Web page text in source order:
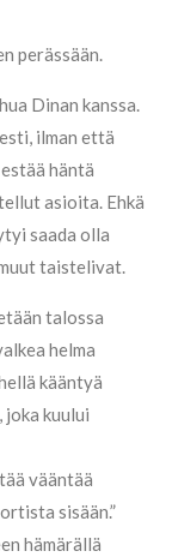
perässään.
Dinan kanssa.
ilman että
häntä
asioita. Ehkä
saada olla
taistelivat.
talossa
helma
kääntyä
joka kuului
vääntää
sisään.”
hämärällä